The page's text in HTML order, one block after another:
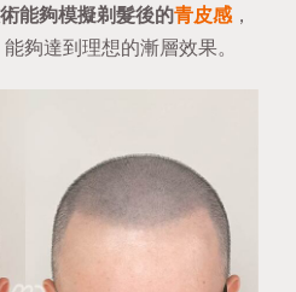
能夠模擬剃髮後的青皮感 ，
夠達到理想的漸層效果。